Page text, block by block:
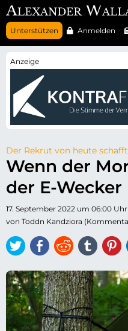
N
a
v
r
p
n
e
n
Unterstützen Anmelden
Der Rekrut von heute
Wenn der
der E-
17. September 2022 um 06:00 Uhr
von Toddn Kandziora
TwitterFacebook
Reddit